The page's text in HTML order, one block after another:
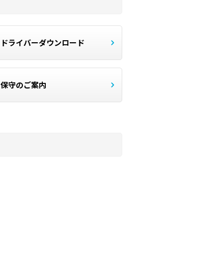
ドライバーダウンロード
保守のご案内